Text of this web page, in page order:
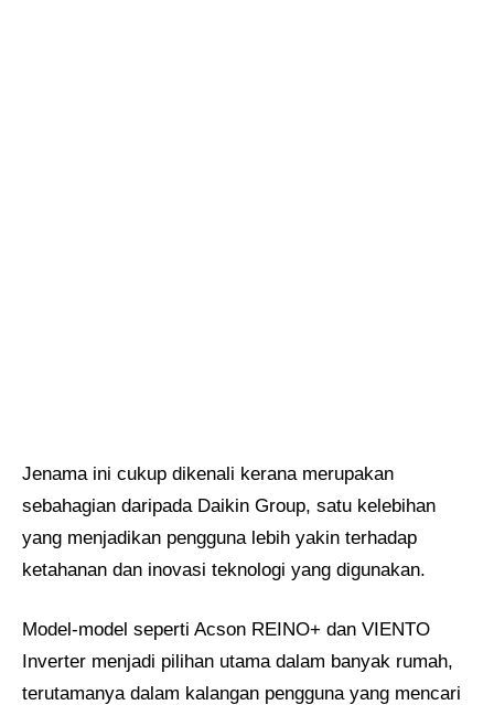
Jenama ini cukup dikenali kerana merupakan
sebahagian daripada Daikin Group, satu kelebihan
yang menjadikan pengguna lebih yakin terhadap
ketahanan dan inovasi teknologi yang digunakan.
Model-model seperti Acson REINO+ dan VIENTO
Inverter menjadi pilihan utama dalam banyak rumah,
terutamanya dalam kalangan pengguna yang mencari